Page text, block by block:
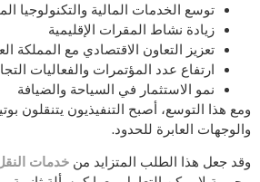
توسع الخدمات المالية والتكنولوجيا
زيادة نشاط المقرات الإقليمية
تعزيز التعاون الاقتصادي مع المملكة
ارتفاع عدد المؤتمرات والفعاليات
نمو الاستثمار في السياحة والضيافة
ومع هذا التوسع، أصبح التنفيذيون يتنقلون
والوجهات العابرة للحدود.
وقد جعل هذا الطلب المتزايد من خدمات